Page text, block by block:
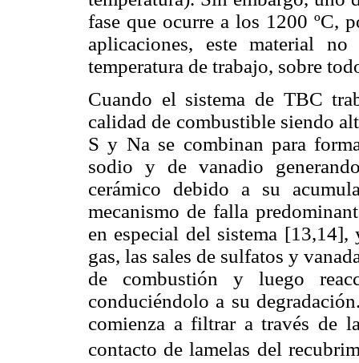
fase que ocurre a los 1200 ºC,
aplicaciones, este material
temperatura de trabajo, sobre
Cuando el sistema de TBC
calidad de combustible siendo
S y Na se combinan para
sodio y de vanadio
cerámico debido a su
mecanismo de falla
en especial del sistema
gas, las sales de sulfatos y
de combustión y luego
conduciéndolo a su
comienza a filtrar a través de
contacto de lamelas del